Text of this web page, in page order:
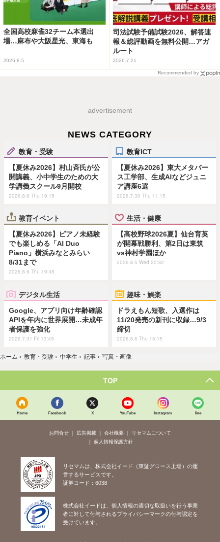
全国高校麻雀32チーム本選出
場…麻布や大阪星光、東海も
2026.8.5
司法試験予備試験2026、解答速
報＆総評動画を無料公開…アガ
ルート
2026.7.21
Recommended by
advertisement
NEWS CATEGORY
教育・受験
【夏休み2026】村山斉氏が公
開講義、小中学生のための大
学講義スクール9月開校
2026.8.6 Thu 19:15
教育ICT
【夏休み2026】東大メタバー
ス工学部、生成AIなどジュニ
ア講座6選
2026.7.30 Thu 11:15
教育イベント
【夏休み2026】ピアノ未経験
でも楽しめる「AI Duo
Piano」横浜みなとみらい
8/31まで
2026.8.6 Thu 19:45
生活・健康
【高校野球2026夏】仙台育英
が開幕戦勝利、第2日は東筑
vs神村学園ほか
2026.8.5 Wed 20:32
デジタル生活
Google、アプリ向け年齢確認
APIを年内に世界展開…未成年
者保護を強化
2026.7.31 Fri 13:45
趣味・娯楽
ドラえもん短歌、入選作は
11/20発売の新刊に収録…9/3
締切
2026.8.6 Thu 15:15
ホーム › 教育・受験 › 中学生 › 記事 › 写真・画像
TOP
Home Facebook X YouTube Instagram line
お問合せ 広告掲載 会社概要
リセマムについて
個人情報保護方針
リセマムは、株式会社イード（東証グロース上場）の運
営するサービスです。
証券コード：6038
株式会社イードは、個人情報の適切な取扱いを行う事業
者に対して付与されるプライバシーマークの付与認定を
受けています。